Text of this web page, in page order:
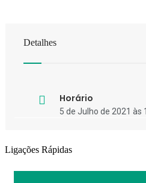
Detalhes
Horário
5 de Julho de 2021 às
Ligações Rápidas